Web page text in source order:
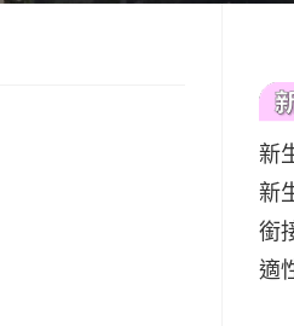
新
新
銜
適